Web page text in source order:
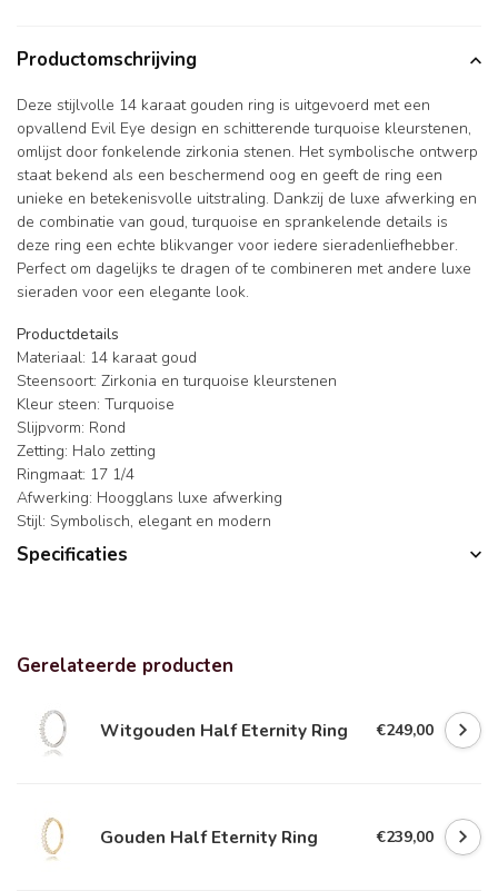
Productomschrijving
Deze stijlvolle 14 karaat gouden ring is uitgevoerd met een
opvallend Evil Eye design en schitterende turquoise kleurstenen,
omlijst door fonkelende zirkonia stenen. Het symbolische ontwerp
staat bekend als een beschermend oog en geeft de ring een
unieke en betekenisvolle uitstraling. Dankzij de luxe afwerking en
de combinatie van goud, turquoise en sprankelende details is
deze ring een echte blikvanger voor iedere sieradenliefhebber.
Perfect om dagelijks te dragen of te combineren met andere luxe
sieraden voor een elegante look.
Productdetails
Materiaal: 14 karaat goud
Steensoort: Zirkonia en turquoise kleurstenen
Kleur steen: Turquoise
Slijpvorm: Rond
Zetting: Halo zetting
Ringmaat: 17 1/4
Afwerking: Hoogglans luxe afwerking
Stijl: Symbolisch, elegant en modern
Specificaties
Gerelateerde producten
Witgouden Half Eternity Ring €249,00
Gouden Half Eternity Ring €239,00